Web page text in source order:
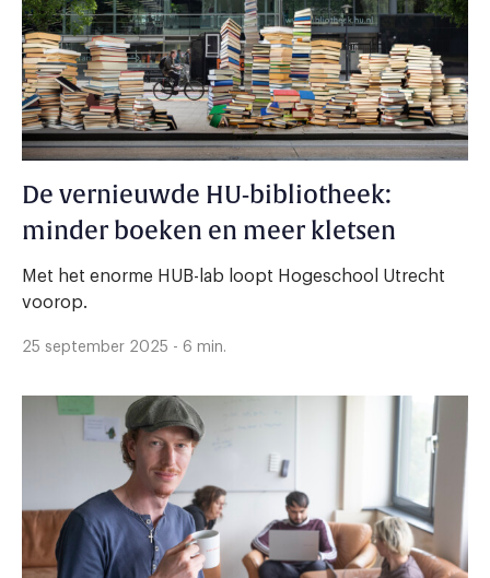
De vernieuwde HU-bibliotheek:
minder boeken en meer kletsen
Met het enorme HUB-lab loopt Hogeschool Utrecht
voorop.
25 september 2025 - 6 min.